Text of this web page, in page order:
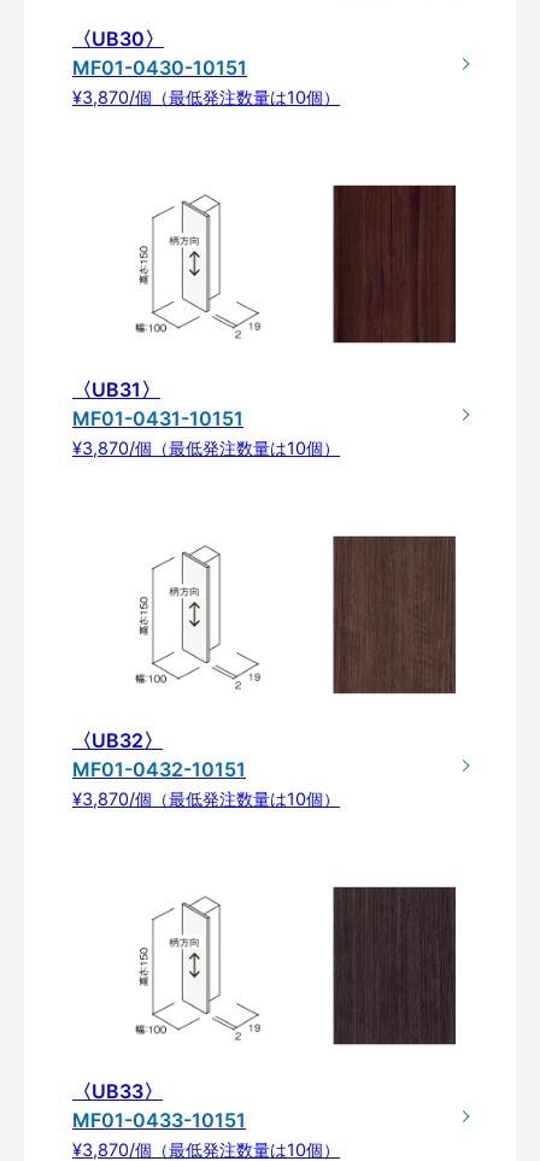
〈UB30〉
MF01-0430-10151
¥3,870/個（最低発注数量は10個）
〈UB31〉
MF01-0431-10151
¥3,870/個（最低発注数量は10個）
〈UB32〉
MF01-0432-10151
¥3,870/個（最低発注数量は10個）
〈UB33〉
MF01-0433-10151
¥3,870/個（最低発注数量は10個）